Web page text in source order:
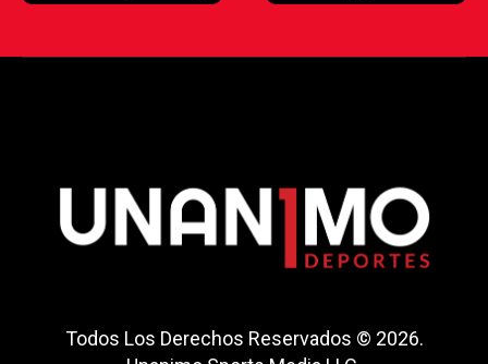
Todos Los Derechos Reservados © 2026.